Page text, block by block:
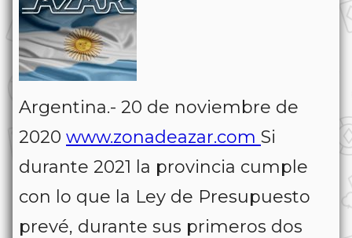
Argentina.- 20 de noviembre de
2020 www.zonadeazar.com Si
durante 2021 la provincia cumple
con lo que la Ley de Presupuesto
prevé, durante sus primeros dos